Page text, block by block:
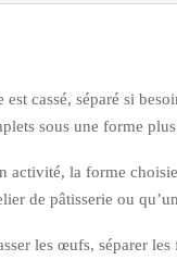
cassé, séparé si
sous une forme
activité, la forme
de pâtisserie ou
les œufs, séparer